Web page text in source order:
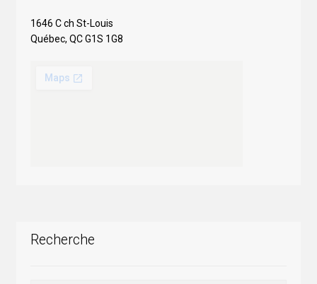
1646 C ch St-Louis
Québec, QC G1S 1G8
Recherche